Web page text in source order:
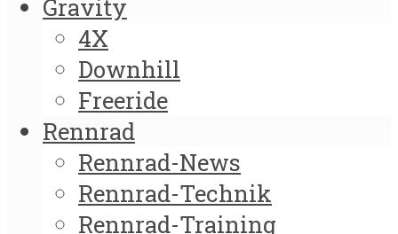
Gravity
4X
Downhill
Freeride
Rennrad
Rennrad-News
Rennrad-Technik
Rennrad-Training